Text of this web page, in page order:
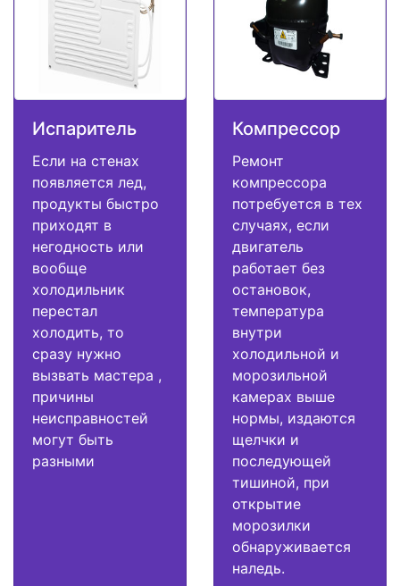
Испаритель
Если на стенах
появляется лед,
продукты быстро
приходят в
негодность или
вообще
холодильник
перестал
холодить, то
сразу нужно
вызвать мастера ,
причины
неисправностей
могут быть
разными
Компрессор
Ремонт
компрессора
потребуется в тех
случаях, если
двигатель
работает без
остановок,
температура
внутри
холодильной и
морозильной
камерах выше
нормы, издаются
щелчки и
последующей
тишиной, при
открытие
морозилки
обнаруживается
наледь.